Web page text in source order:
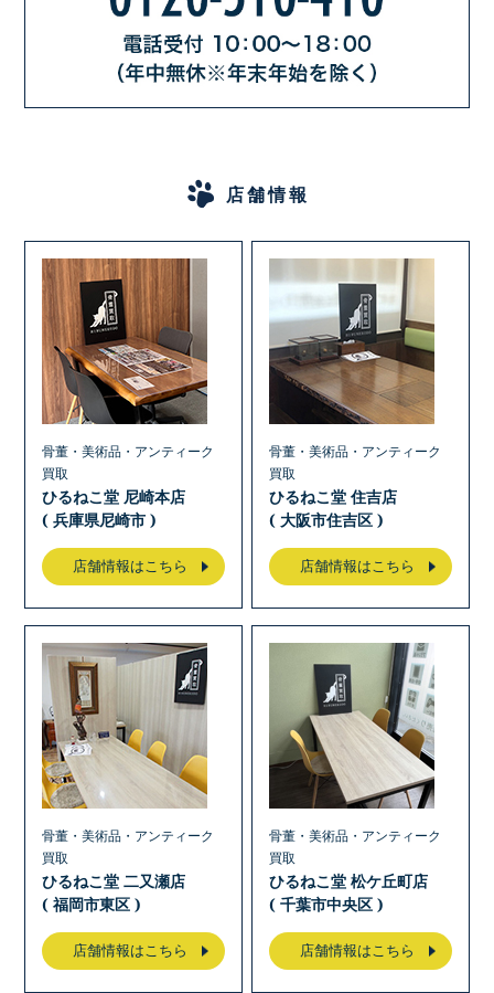
店舗情報
骨董・美術品・アンティーク
買取
ひるねこ堂 尼崎本店
( 兵庫県尼崎市 )
店舗情報はこちら
骨董・美術品・アンティーク
買取
ひるねこ堂 住吉店
( 大阪市住吉区 )
店舗情報はこちら
骨董・美術品・アンティーク
買取
ひるねこ堂 二又瀬店
( 福岡市東区 )
店舗情報はこちら
骨董・美術品・アンティーク
買取
ひるねこ堂 松ケ丘町店
( 千葉市中央区 )
店舗情報はこちら